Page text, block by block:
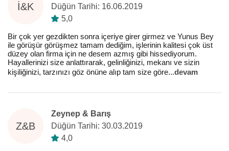
İ&K
Düğün Tarihi: 16.06.2019
5,0
Bir çok yer gezdikten sonra içeriye girer girmez ve Yunus Bey
ile görüşür görüşmez tamam dediğim, işlerinin kalitesi çok üst
düzey olan firma için ne desem azmış gibi hissediyorum.
Hayallerinizi size anlattırarak, gelinliğinizi, mekanı ve sizin
kişiliğinizi, tarzınızı göz önüne alıp tam size göre...devam
Z&B
Zeynep & Barış
Düğün Tarihi: 30.03.2019
4,0